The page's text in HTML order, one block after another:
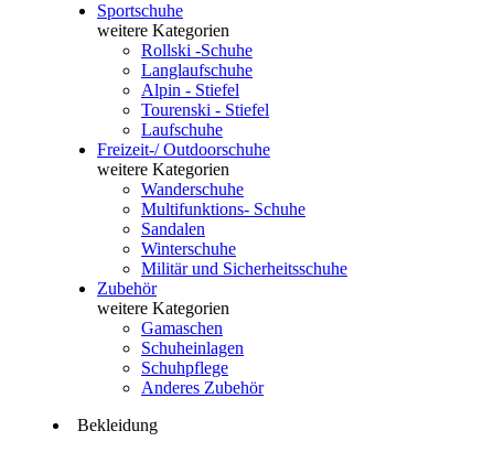
Sportschuhe
weitere Kategorien
Rollski -Schuhe
Langlaufschuhe
Alpin - Stiefel
Tourenski - Stiefel
Laufschuhe
Freizeit-/ Outdoorschuhe
weitere Kategorien
Wanderschuhe
Multifunktions- Schuhe
Sandalen
Winterschuhe
Militär und Sicherheitsschuhe
Zubehör
weitere Kategorien
Gamaschen
Schuheinlagen
Schuhpflege
Anderes Zubehör
Bekleidung